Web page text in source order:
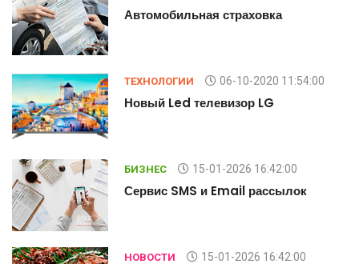
Автомобильная страховка
ТЕХНОЛОГИИ 06-10-2020 11:54:00
Новый Led телевизор LG
БИЗНЕС 15-01-2026 16:42:00
Сервис SMS и Email рассылок
НОВОСТИ 15-01-2026 16:42:00